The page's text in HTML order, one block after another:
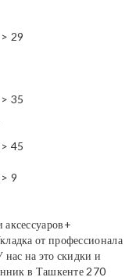
> 29
> 35
> 45
> 9